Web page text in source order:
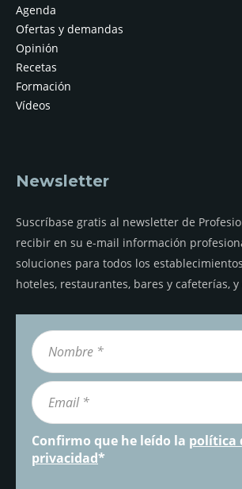
Agenda
Ofertas y demandas
Opinión
Recetas
Formación
Vídeos
Newsletter
Suscríbase gratis al newsletter de
recibir en su e-mail información
soluciones para todos los
hoteles, restaurantes, bares y cafeterías,
Confirmo que he leído la política
privacidad*